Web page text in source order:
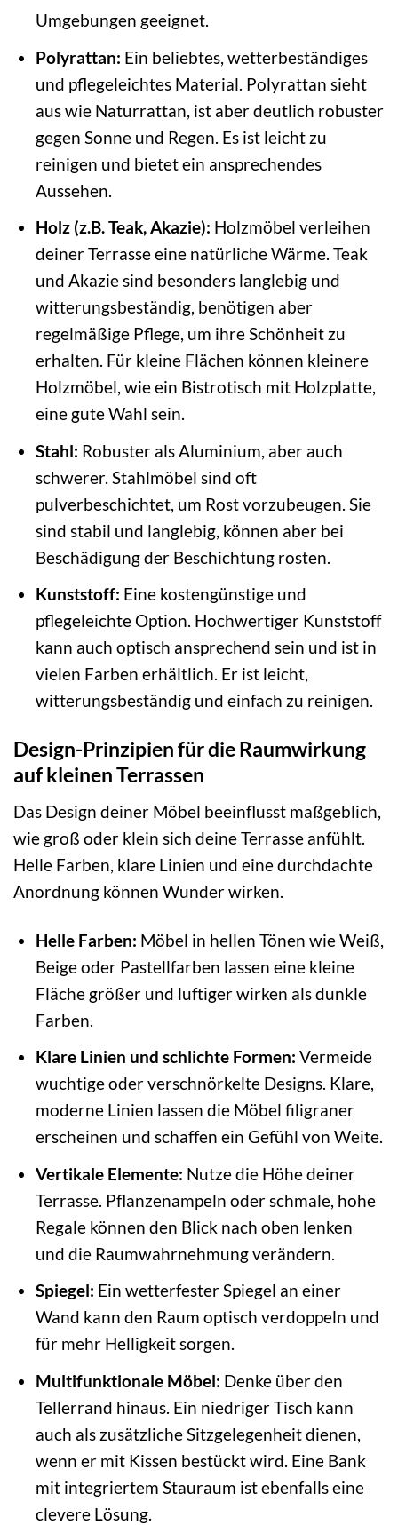
Umgebungen geeignet.
Polyrattan: Ein beliebtes, wetterbeständiges
und pflegeleichtes Material. Polyrattan sieht
aus wie Naturrattan, ist aber deutlich robuster
gegen Sonne und Regen. Es ist leicht zu
reinigen und bietet ein ansprechendes
Aussehen.
Holz (z.B. Teak, Akazie): Holzmöbel verleihen
deiner Terrasse eine natürliche Wärme. Teak
und Akazie sind besonders langlebig und
witterungsbeständig, benötigen aber
regelmäßige Pflege, um ihre Schönheit zu
erhalten. Für kleine Flächen können kleinere
Holzmöbel, wie ein Bistrotisch mit Holzplatte,
eine gute Wahl sein.
Stahl: Robuster als Aluminium, aber auch
schwerer. Stahlmöbel sind oft
pulverbeschichtet, um Rost vorzubeugen. Sie
sind stabil und langlebig, können aber bei
Beschädigung der Beschichtung rosten.
Kunststoff: Eine kostengünstige und
pflegeleichte Option. Hochwertiger Kunststoff
kann auch optisch ansprechend sein und ist in
vielen Farben erhältlich. Er ist leicht,
witterungsbeständig und einfach zu reinigen.
Design-Prinzipien für die Raumwirkung
auf kleinen Terrassen
Das Design deiner Möbel beeinflusst maßgeblich,
wie groß oder klein sich deine Terrasse anfühlt.
Helle Farben, klare Linien und eine durchdachte
Anordnung können Wunder wirken.
Helle Farben: Möbel in hellen Tönen wie Weiß,
Beige oder Pastellfarben lassen eine kleine
Fläche größer und luftiger wirken als dunkle
Farben.
Klare Linien und schlichte Formen: Vermeide
wuchtige oder verschnörkelte Designs. Klare,
moderne Linien lassen die Möbel filigraner
erscheinen und schaffen ein Gefühl von Weite.
Vertikale Elemente: Nutze die Höhe deiner
Terrasse. Pflanzenampeln oder schmale, hohe
Regale können den Blick nach oben lenken
und die Raumwahrnehmung verändern.
Spiegel: Ein wetterfester Spiegel an einer
Wand kann den Raum optisch verdoppeln und
für mehr Helligkeit sorgen.
Multifunktionale Möbel: Denke über den
Tellerrand hinaus. Ein niedriger Tisch kann
auch als zusätzliche Sitzgelegenheit dienen,
wenn er mit Kissen bestückt wird. Eine Bank
mit integriertem Stauraum ist ebenfalls eine
clevere Lösung.